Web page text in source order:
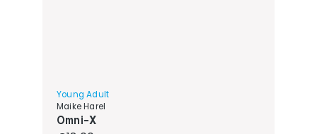
Young Adult
Maike Harel
Omni-X